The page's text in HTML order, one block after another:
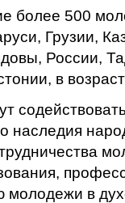
более 500
Грузии,
России,
в
наследия
молодежи в